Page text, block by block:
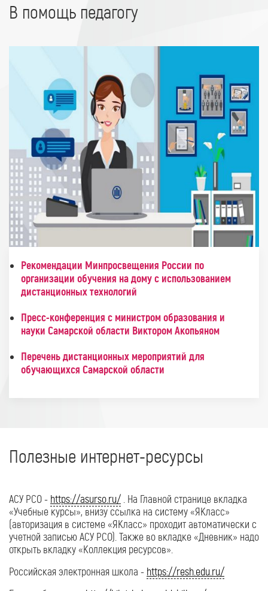
В помощь педагогу
Рекомендации Минпросвещения России по
организации обучения на дому с использованием
дистанционных технологий
Пресс-конференция с министром образования и
науки Самарской области Виктором Акопьяном
Перечень дистанционных мероприятий для
обучающихся Самарской области
Полезные интернет-ресурсы
АСУ РСО - https://asurso.ru/ . На Главной странице вкладка
«Учебные курсы», внизу ссылка на систему «ЯКласс»
(авторизация в системе «ЯКласс» проходит автоматически с
учетной записью АСУ РСО). Также во вкладке «Дневник» надо
открыть вкладку «Коллекция ресурсов».
Российская электронная школа - https://resh.edu.ru/